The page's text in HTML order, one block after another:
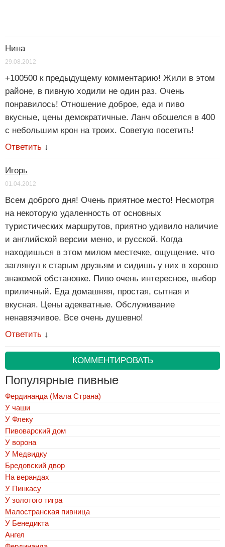
Нина
29.08.2012
+100500 к предыдущему комментарию! Жили в этом
районе, в пивную ходили не один раз. Очень
понравилось! Отношение доброе, еда и пиво
вкусные, цены демократичные. Ланч обошелся в 400
с небольшим крон на троих. Советую посетить!
Ответить ↓
Игорь
01.04.2012
Всем доброго дня! Очень приятное место! Несмотря
на некоторую удаленность от основных
туристических маршрутов, приятно удивило наличие
и английской версии меню, и русской. Когда
находишься в этом милом местечке, ощущение. что
заглянул к старым друзьям и сидишь у них в хорошо
знакомой обстановке. Пиво очень интересное, выбор
приличный. Еда домашняя, простая, сытная и
вкусная. Цены адекватные. Обслуживание
ненавязчивое. Все очень душевно!
Ответить ↓
КОММЕНТИРОВАТЬ
Популярные пивные
Фердинанда (Мала Страна)
У чаши
У Флеку
Пивоварский дом
У ворона
У Медвидку
Бредовский двор
На верандах
У Пинкасу
У золотого тигра
Малостранская пивница
У Бенедикта
Ангел